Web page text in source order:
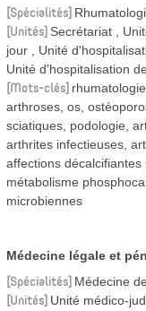
Spécialités
Unités Secrétariat
jour
Unité
Unité d'hospitalisation
Mots-clés
arthroses, os,
sciatiques, podologie,
arthrites infectieuses,
affections
métabolisme
microbiennes
Médecine légale et
Spécialités Médecine
Unités Unité médico-